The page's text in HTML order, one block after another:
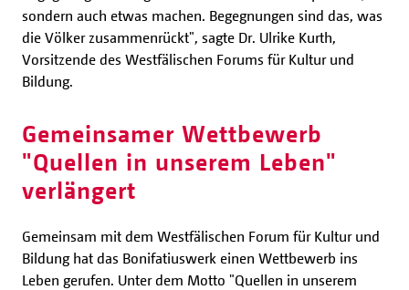
sondern auch etwas machen. Begegnungen sind das, was
die Völker zusammenrückt", sagte Dr. Ulrike Kurth,
Vorsitzende des Westfälischen Forums für Kultur und
Bildung.
Gemeinsamer Wettbewerb
"Quellen in unserem Leben"
verlängert
Gemeinsam mit dem Westfälischen Forum für Kultur und
Bildung hat das Bonifatiuswerk einen Wettbewerb ins
Leben gerufen. Unter dem Motto "Quellen in unserem